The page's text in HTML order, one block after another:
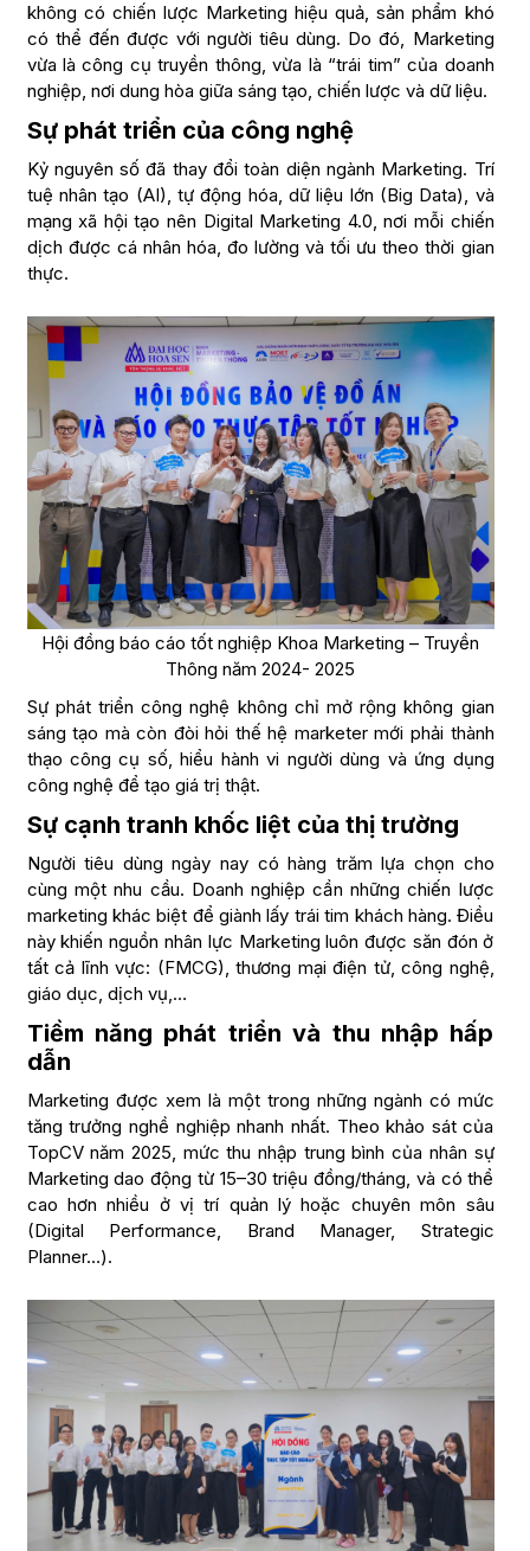
không có chiến lược Marketing hiệu quả, sản phẩm khó
có thể đến được với người tiêu dùng. Do đó, Marketing
vừa là công cụ truyền thông, vừa là “trái tim” của doanh
nghiệp, nơi dung hòa giữa sáng tạo, chiến lược và dữ liệu.
Sự phát triển của công nghệ
Kỷ nguyên số đã thay đổi toàn diện ngành Marketing. Trí
tuệ nhân tạo (AI), tự động hóa, dữ liệu lớn (Big Data), và
mạng xã hội tạo nên Digital Marketing 4.0, nơi mỗi chiến
dịch được cá nhân hóa, đo lường và tối ưu theo thời gian
thực.
Hội đồng báo cáo tốt nghiệp Khoa Marketing – Truyền
Thông năm 2024- 2025
Sự phát triển công nghệ không chỉ mở rộng không gian
sáng tạo mà còn đòi hỏi thế hệ marketer mới phải thành
thạo công cụ số, hiểu hành vi người dùng và ứng dụng
công nghệ để tạo giá trị thật.
Sự cạnh tranh khốc liệt của thị trường
Người tiêu dùng ngày nay có hàng trăm lựa chọn cho
cùng một nhu cầu. Doanh nghiệp cần những chiến lược
marketing khác biệt để giành lấy trái tim khách hàng. Điều
này khiến nguồn nhân lực Marketing luôn được săn đón ở
tất cả lĩnh vực: (FMCG), thương mại điện tử, công nghệ,
giáo dục, dịch vụ,…
Tiềm năng phát triển và thu nhập hấp
dẫn
Marketing được xem là một trong những ngành có mức
tăng trưởng nghề nghiệp nhanh nhất. Theo khảo sát của
TopCV năm 2025, mức thu nhập trung bình của nhân sự
Marketing dao động từ 15–30 triệu đồng/tháng, và có thể
cao hơn nhiều ở vị trí quản lý hoặc chuyên môn sâu
(Digital Performance, Brand Manager, Strategic
Planner…).